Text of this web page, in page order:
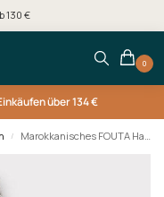
130 €
0
über 134 €
/ Marokkanisches FOUTA Hamamtuch